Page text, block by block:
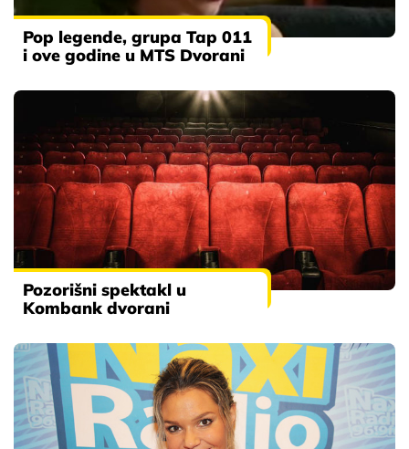
Pop legende, grupa Tap 011
i ove godine u MTS Dvorani
Pozorišni spektakl u
Kombank dvorani